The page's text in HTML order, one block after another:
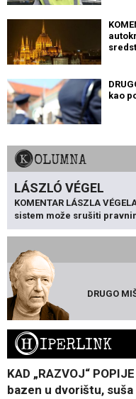
kao
KOLUMNA
LÁSZLÓ VÉGEL
KOMENTAR LÁSZLA
sistem može srušiti
DRUGO
HIPERLINK
KAD „RAZVOJ“
bazen u dvorištu,